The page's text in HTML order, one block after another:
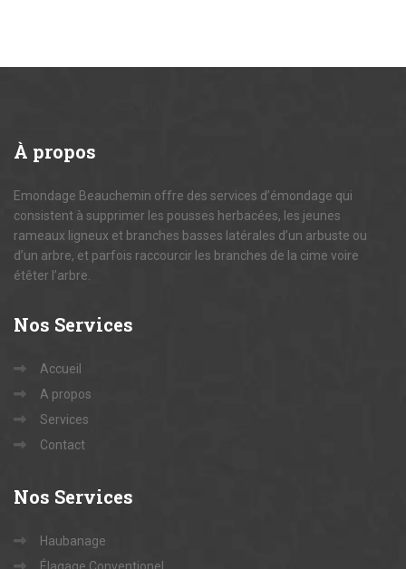
À propos
Emondage Beauchemin offre des services d’émondage qui
consistent à supprimer les pousses herbacées, les jeunes
rameaux ligneux et branches basses latérales d’un arbuste ou
d’un arbre, et parfois raccourcir les branches de la cime voire
étêter l’arbre.
Nos Services
Accueil
A propos
Services
Contact
Nos Services
Haubanage